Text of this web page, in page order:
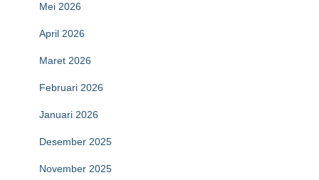
Mei 2026
April 2026
Maret 2026
Februari 2026
Januari 2026
Desember 2025
November 2025